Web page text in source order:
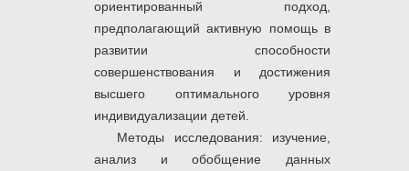
ориентированный подход,
предполагающий активную помощь в
развитии способности
совершенствования и достижения
высшего оптимального уровня
индивидуализации детей.
Методы исследования: изучение,
анализ и обобщение данных